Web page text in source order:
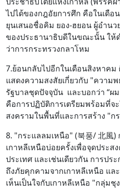
ไปได้ของกฎอัยการศึก คือในเดือ
ยุนเสนอชื่อคิม ยอง-ฮยอน ผู้อำน
ของประธานาธิบดีในขณะนั้น ให้
ว่าการกระทรวงกลาโหม
7.ย้อนกลับไปอีกในเดือนสิงหาค
แสดงความสงสัยเกี่ยวกับ "ความ
รัฐบาลชุดปัจจุบัน และบอกว่า “ผ
คือการปฏิบัติการเตรียมพร้อมที่จ
สงครามในพื้นที่และการสร้าง "ก
8. "กระแลลมเหนือ" (북풍/ 北風)
เกาหลีเหนือบ่อยครั้งเพื่อจุดประส
ประเทศ และเช่นเดียวกัน การปร
ถึงภัยคุกคามจากเกาหลีเหนือ แล
เห็นเป็นใจกับเกาหลีเหนือ "กลุ่ม